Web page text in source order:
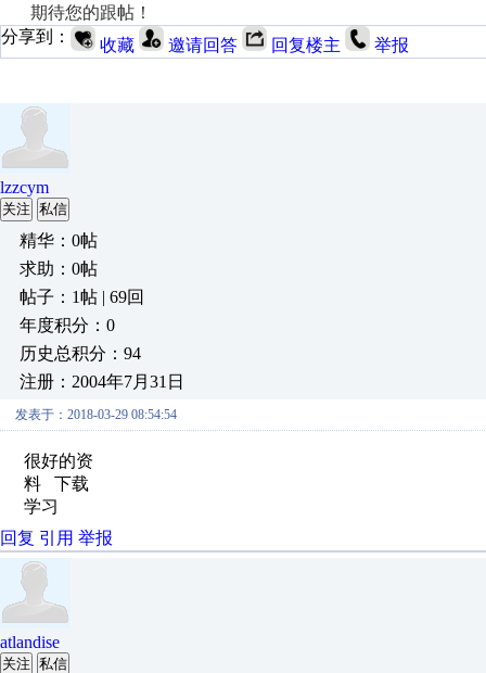
期待您的跟帖！
分享到：
收藏 邀请回答 回复楼主 举报
lzzcym
关注 私信
精华：0帖
求助：0帖
帖子：1帖 | 69回
年度积分：0
历史总积分：94
注册：2004年7月31日
发表于：2018-03-29 08:54:54
很好的资
料 下载
学习
回复 引用 举报
atlandise
关注 私信